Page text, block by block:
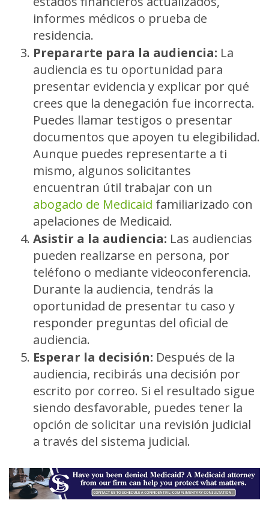
informes médicos o prueba de
residencia.
Prepararte para la audiencia: La
audiencia es tu oportunidad para
presentar evidencia y explicar por qué
crees que la denegación fue incorrecta.
Puedes llamar testigos o presentar
documentos que apoyen tu elegibilidad.
Aunque puedes representarte a ti
mismo, algunos solicitantes
encuentran útil trabajar con un
abogado de Medicaid familiarizado con
apelaciones de Medicaid.
Asistir a la audiencia: Las audiencias
pueden realizarse en persona, por
teléfono o mediante videoconferencia.
Durante la audiencia, tendrás la
oportunidad de presentar tu caso y
responder preguntas del oficial de
audiencia.
Esperar la decisión: Después de la
audiencia, recibirás una decisión por
escrito por correo. Si el resultado sigue
siendo desfavorable, puedes tener la
opción de solicitar una revisión judicial
a través del sistema judicial.